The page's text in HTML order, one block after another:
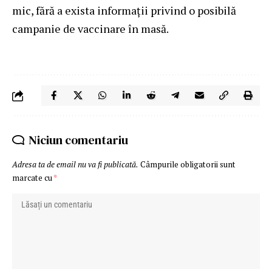
mic, fără a exista informații privind o posibilă
campanie de vaccinare în masă.
Niciun comentariu
Adresa ta de email nu va fi publicată. Câmpurile obligatorii sunt
marcate cu*